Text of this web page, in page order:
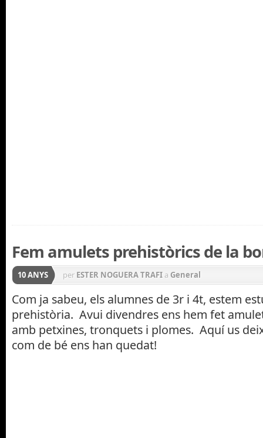
Fem amulets prehistòrics de la
10 ANYS per ESTER NOGUERA TRAFI a General
Com ja sabeu, els alumnes de 3r i 4t, estem
prehistòria. Avui divendres ens hem fet
amb petxines, tronquets i plomes. Aquí us
com de bé ens han quedat!